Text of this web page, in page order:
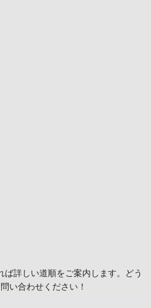
詳しい道順をご案内します。どう
い合わせください！